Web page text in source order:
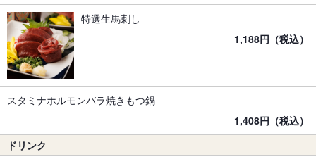
特選生馬刺し
1,188円（税込）
スタミナホルモンバラ焼きもつ鍋
1,408円（税込）
ドリンク